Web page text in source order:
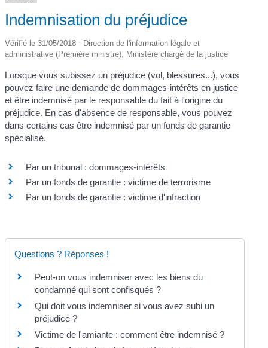
Indemnisation du préjudice
Vérifié le 31/05/2018 - Direction de l'information légale et
administrative (Première ministre), Ministère chargé de la justice
Lorsque vous subissez un préjudice (vol, blessures...), vous
pouvez faire une demande de dommages-intérêts en justice
et être indemnisé par le responsable du fait à l'origine du
préjudice. En cas d'absence de responsable, vous pouvez
dans certains cas être indemnisé par un fonds de garantie
spécialisé.
Par un tribunal : dommages-intérêts
Par un fonds de garantie : victime de terrorisme
Par un fonds de garantie : victime d'infraction
Questions ? Réponses !
Peut-on vous indemniser avec les biens du
condamné qui sont confisqués ?
Qui doit vous indemniser si vous avez subi un
préjudice ?
Victime de l'amiante : comment être indemnisé ?